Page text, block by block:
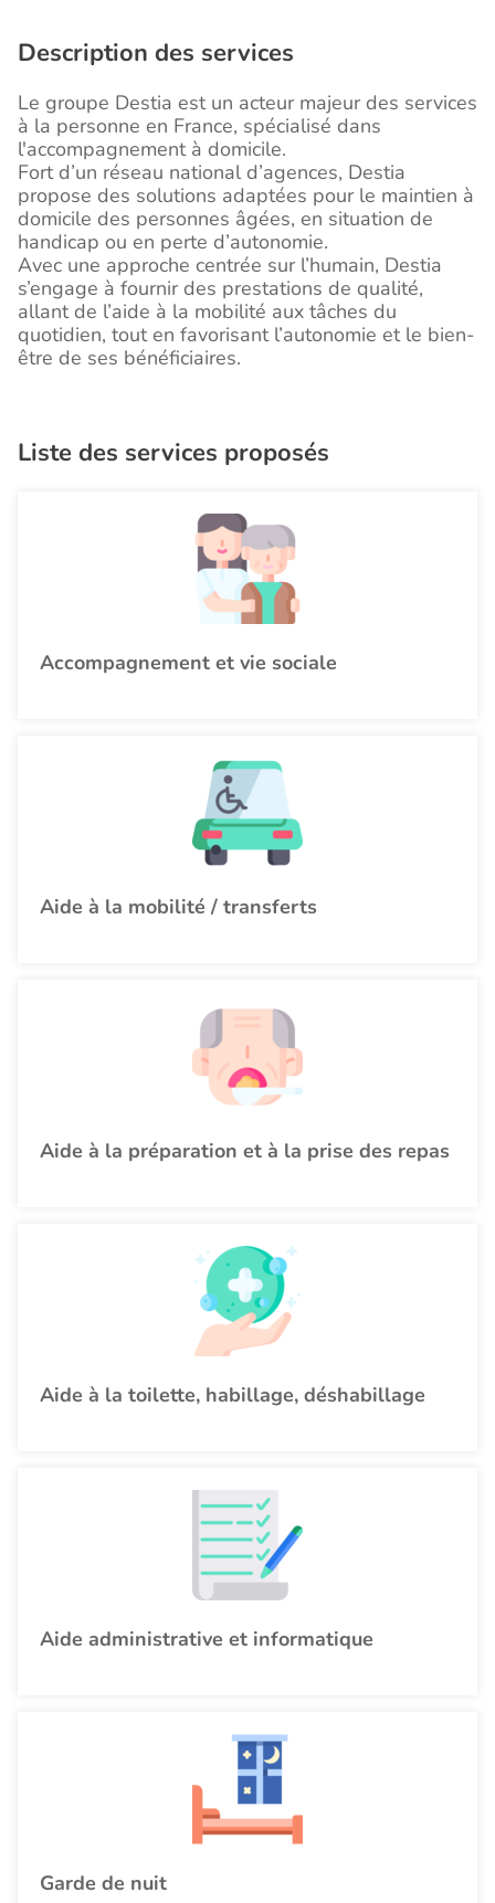
Description des services
Le groupe Destia est un acteur majeur des services
à la personne en France, spécialisé dans
l'accompagnement à domicile.
Fort d’un réseau national d’agences, Destia
propose des solutions adaptées pour le maintien à
domicile des personnes âgées, en situation de
handicap ou en perte d’autonomie.
Avec une approche centrée sur l’humain, Destia
s’engage à fournir des prestations de qualité,
allant de l’aide à la mobilité aux tâches du
quotidien, tout en favorisant l’autonomie et le bien-
être de ses bénéficiaires.
Liste des services proposés
Accompagnement et vie sociale
Aide à la mobilité / transferts
Aide à la préparation et à la prise des repas
Aide à la toilette, habillage, déshabillage
Aide administrative et informatique
Garde de nuit